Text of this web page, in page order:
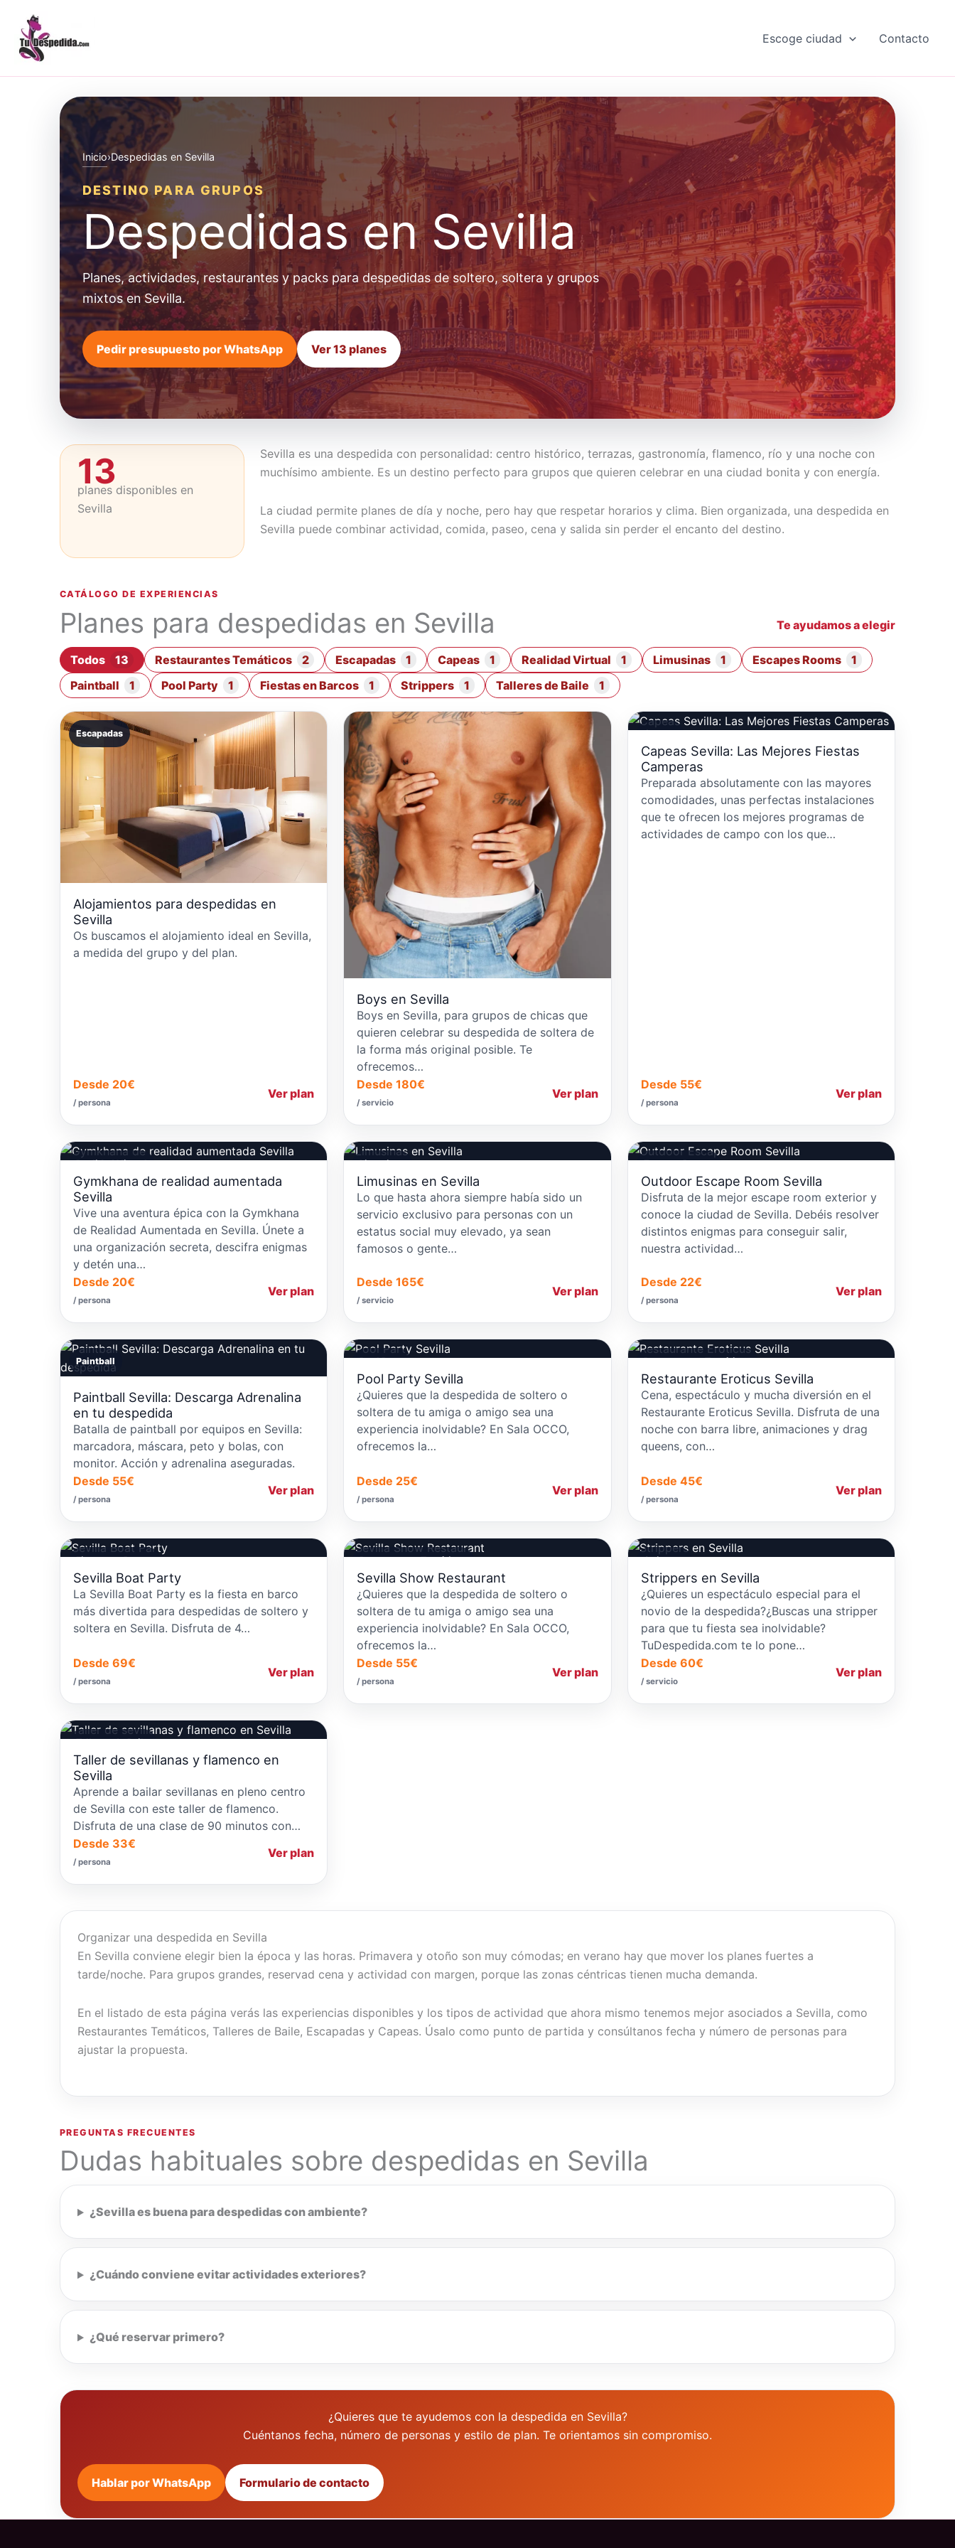
contenido
Escoge ciudad Contacto
Inicio›Despedidas en Sevilla
DESTINO PARA GRUPOS
Despedidas en Sevilla
Planes, actividades, restaurantes y packs para despedidas de soltero, soltera y grupos
mixtos en Sevilla.
Pedir presupuesto por WhatsApp Ver 13 planes
13
planes disponibles en
Sevilla
Sevilla es una despedida con personalidad: centro histórico, terrazas, gastronomía, flamenco, río y una noche con
muchísimo ambiente. Es un destino perfecto para grupos que quieren celebrar en una ciudad bonita y con energía.
La ciudad permite planes de día y noche, pero hay que respetar horarios y clima. Bien organizada, una despedida en
Sevilla puede combinar actividad, comida, paseo, cena y salida sin perder el encanto del destino.
CATÁLOGO DE EXPERIENCIAS
Planes para despedidas en Sevilla Te ayudamos a elegir
Todos 13 Restaurantes Temáticos 2 Escapadas 1 Capeas 1 Realidad Virtual 1 Limusinas 1 Escapes Rooms
1
Paintball
1 Pool Party 1 Fiestas en Barcos 1 Strippers 1 Talleres de Baile 1
Escapadas
Alojamientos para despedidas en
Sevilla
Os buscamos el alojamiento ideal en Sevilla,
a medida del grupo y del plan.
Desde 20€
/ persona
Ver plan
Boys en Sevilla
Boys en Sevilla, para grupos de chicas que
quieren celebrar su despedida de soltera de
la forma más original posible. Te
ofrecemos…
Desde 180€
/ servicio
Ver plan
Capeas
Capeas Sevilla: Las Mejores Fiestas
Camperas
Preparada absolutamente con las mayores
comodidades, unas perfectas instalaciones
que te ofrecen los mejores programas de
actividades de campo con los que…
Desde 55€
/ persona
Ver plan
Realidad Virtual
Gymkhana de realidad aumentada
Sevilla
Vive una aventura épica con la Gymkhana
de Realidad Aumentada en Sevilla. Únete a
una organización secreta, descifra enigmas
y detén una…
Desde 20€
/ persona
Ver plan
Limusinas
Limusinas en Sevilla
Lo que hasta ahora siempre había sido un
servicio exclusivo para personas con un
estatus social muy elevado, ya sean
famosos o gente…
Desde 165€
/ servicio
Ver plan
Escapes Rooms
Outdoor Escape Room Sevilla
Disfruta de la mejor escape room exterior y
conoce la ciudad de Sevilla. Debéis resolver
distintos enigmas para conseguir salir,
nuestra actividad…
Desde 22€
/ persona
Ver plan
Paintball
Paintball Sevilla: Descarga Adrenalina
en tu despedida
Batalla de paintball por equipos en Sevilla:
marcadora, máscara, peto y bolas, con
monitor. Acción y adrenalina aseguradas.
Desde 55€
/ persona
Ver plan
Pool Party
Pool Party Sevilla
¿Quieres que la despedida de soltero o
soltera de tu amiga o amigo sea una
experiencia inolvidable? En Sala OCCO,
ofrecemos la…
Desde 25€
/ persona
Ver plan
Restaurantes Temáticos
Restaurante Eroticus Sevilla
Cena, espectáculo y mucha diversión en el
Restaurante Eroticus Sevilla. Disfruta de una
noche con barra libre, animaciones y drag
queens, con…
Desde 45€
/ persona
Ver plan
Fiestas en Barcos
Sevilla Boat Party
La Sevilla Boat Party es la fiesta en barco
más divertida para despedidas de soltero y
soltera en Sevilla. Disfruta de 4…
Desde 69€
/ persona
Ver plan
Restaurantes Temáticos
Sevilla Show Restaurant
¿Quieres que la despedida de soltero o
soltera de tu amiga o amigo sea una
experiencia inolvidable? En Sala OCCO,
ofrecemos la…
Desde 55€
/ persona
Ver plan
Strippers
Strippers en Sevilla
¿Quieres un espectáculo especial para el
novio de la despedida?¿Buscas una stripper
para que tu fiesta sea inolvidable?
TuDespedida.com te lo pone…
Desde 60€
/ servicio
Ver plan
Talleres de Baile
Taller de sevillanas y flamenco en
Sevilla
Aprende a bailar sevillanas en pleno centro
de Sevilla con este taller de flamenco.
Disfruta de una clase de 90 minutos con…
Desde 33€
/ persona
Ver plan
Organizar una despedida en Sevilla
En Sevilla conviene elegir bien la época y las horas. Primavera y otoño son muy cómodas; en verano hay que mover los planes fuertes a
tarde/noche. Para grupos grandes, reservad cena y actividad con margen, porque las zonas céntricas tienen mucha demanda.
En el listado de esta página verás las experiencias disponibles y los tipos de actividad que ahora mismo tenemos mejor asociados a Sevilla, como
Restaurantes Temáticos, Talleres de Baile, Escapadas y Capeas. Úsalo como punto de partida y consúltanos fecha y número de personas para
ajustar la propuesta.
PREGUNTAS FRECUENTES
Dudas habituales sobre despedidas en Sevilla
¿Sevilla es buena para despedidas con ambiente?
¿Cuándo conviene evitar actividades exteriores?
¿Qué reservar primero?
¿Quieres que te ayudemos con la despedida en Sevilla?
Cuéntanos fecha, número de personas y estilo de plan. Te orientamos sin compromiso.
Hablar por WhatsApp Formulario de contacto